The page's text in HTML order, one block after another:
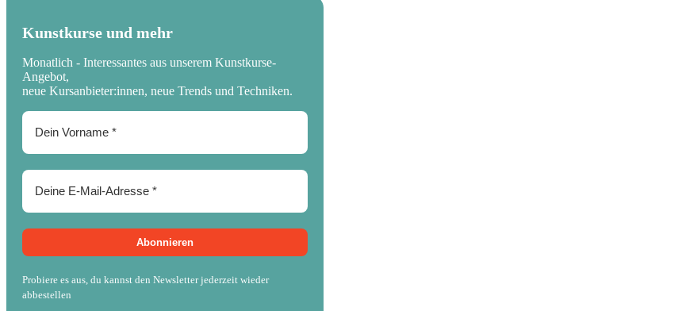
Kunstkurse und mehr
Monatlich - Interessantes aus unserem Kunstkurse-
Angebot,
neue Kursanbieter:innen, neue Trends und Techniken.
Probiere es aus, du kannst den Newsletter jederzeit wieder
abbestellen